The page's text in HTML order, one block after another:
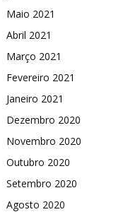
Maio 2021
Abril 2021
Março 2021
Fevereiro 2021
Janeiro 2021
Dezembro 2020
Novembro 2020
Outubro 2020
Setembro 2020
Agosto 2020